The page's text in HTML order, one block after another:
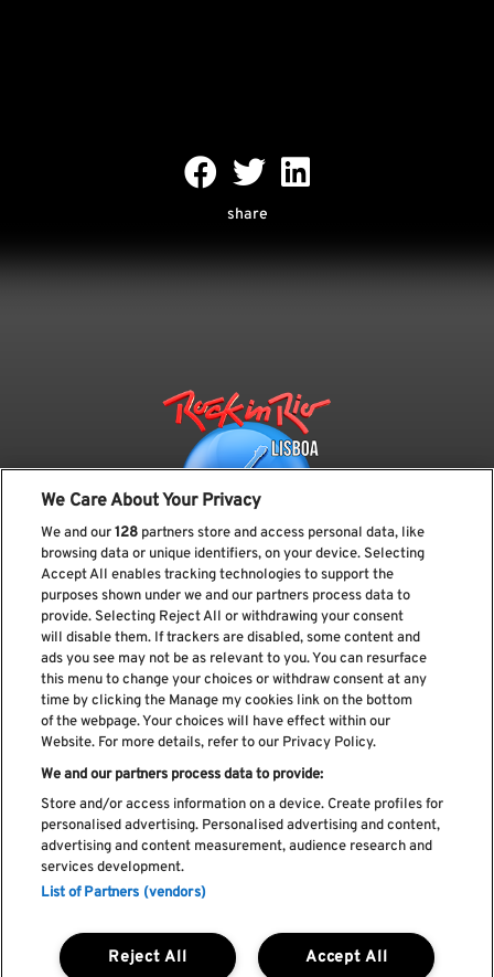
share
Subscreve a nossa newsletter
Li e aceito os Política de privacidade
Livro de Reclamações
Livro de Elogios
Política de cookies
Termos e condições
We Care About Your Privacy
We and our128 partners store and access personal data, like
browsing data or unique identifiers, on your device. Selecting
Accept All enables tracking technologies to support the
purposes shown under we and our partners process data to
provide. Selecting Reject All or withdrawing your consent
will disable them. If trackers are disabled, some content and
ads you see may not be as relevant to you. You can resurface
this menu to change your choices or withdraw consent at any
time by clicking the Manage my cookies link on the bottom
of the webpage. Your choices will have effect within our
Website. For more details, refer to our Privacy Policy.
We and our partners process data to provide:
Store and/or access information on a device. Create profiles for
personalised advertising. Personalised advertising and content,
advertising and content measurement, audience research and
services development.
List of Partners (vendors)
Accept All
Reject All